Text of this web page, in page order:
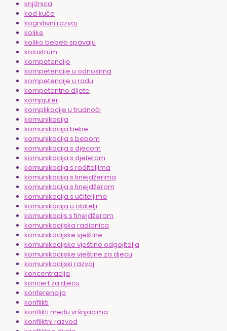
knjižnica
kod kuće
kognitivni razvoj
kolike
koliko bebeb spavaju
kolostrum
kompetencije
kompetencije u odnosima
kompetencije u radu
kompetentno dijete
kompjuter
komplikacije u trudnoći
komunikacija
komunikacija bebe
komunikacija s bebom
komunikacija s djecom
komunikacija s djetetom
komunikacija s roditeljima
komunikacija s tinejdžerima
komunikacija s tinejdžerom
komunikacija s učiteljima
komunikacija u obitelji
komunikacijs s tinejdžerom
komunikacijska radionica
komunikacijske vještine
komunikacijske vještine odgojitelja
komunikacijske vještine za djecu
komunikacijski razvoj
koncentracija
koncert za djecu
konferencija
konflikti
konflikti među vršnjacima
konfliktni razvod